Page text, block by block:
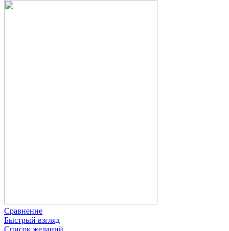
Сравнение
Быстрый взгляд
Список желаний